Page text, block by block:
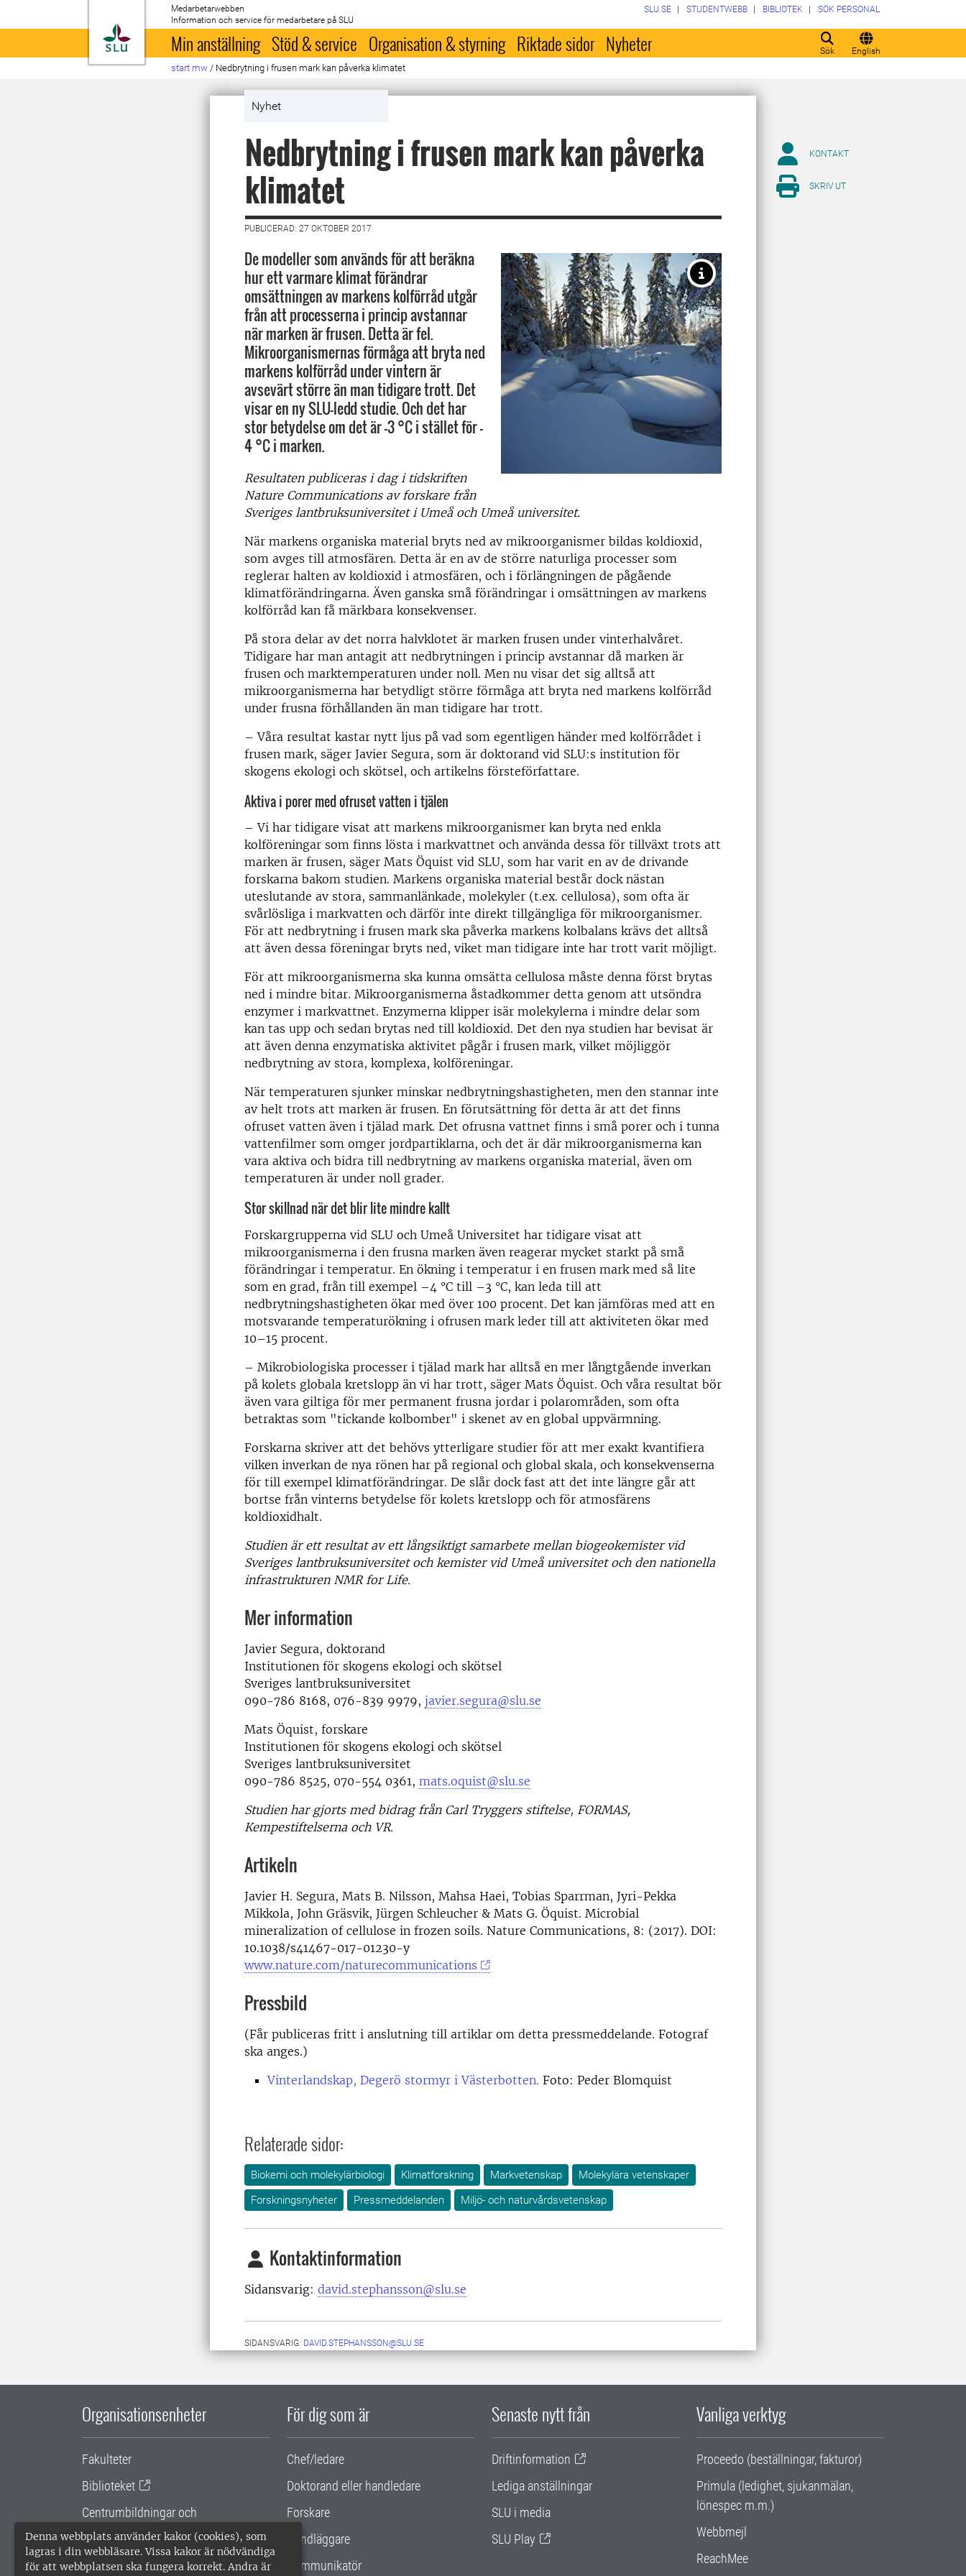
Denna webbplats använder kakor (cookies), som
lagras i din webbläsare. Vissa kakor är nödvändiga
för att webbplatsen ska fungera korrekt. Andra är
Till startsida
Medarbetarwebben
Information och service för medarbetare på SLU
Sök English
SLU.SE STUDENTWEBB BIBLIOTEK SÖK PERSONAL
Min anställning Stöd & service Organisation & styrning Riktade sidor Nyheter
start mw / Nedbrytning i frusen mark kan påverka klimatet
Nyhet
Nedbrytning i frusen mark kan påverka
klimatet
PUBLICERAD: 27 OKTOBER 2017
De modeller som används för att beräkna
hur ett varmare klimat förändrar
omsättningen av markens kolförråd utgår
från att processerna i princip avstannar
när marken är frusen. Detta är fel.
Mikroorganismernas förmåga att bryta ned
markens kolförråd under vintern är
avsevärt större än man tidigare trott. Det
visar en ny SLU-ledd studie. Och det har
stor betydelse om det är –3 °C i stället för –
4 °C i marken.
Resultaten publiceras i dag i tidskriften
Nature Communications av forskare från
Sveriges lantbruksuniversitet i Umeå och Umeå universitet.
När markens organiska material bryts ned av mikroorganismer bildas koldioxid,
som avges till atmosfären. Detta är en av de större naturliga processer som
reglerar halten av koldioxid i atmosfären, och i förlängningen de pågående
klimatförändringarna. Även ganska små förändringar i omsättningen av markens
kolförråd kan få märkbara konsekvenser.
På stora delar av det norra halvklotet är marken frusen under vinterhalvåret.
Tidigare har man antagit att nedbrytningen i princip avstannar då marken är
frusen och marktemperaturen under noll. Men nu visar det sig alltså att
mikroorganismerna har betydligt större förmåga att bryta ned markens kolförråd
under frusna förhållanden än man tidigare har trott.
– Våra resultat kastar nytt ljus på vad som egentligen händer med kolförrådet i
frusen mark, säger Javier Segura, som är doktorand vid SLU:s institution för
skogens ekologi och skötsel, och artikelns försteförfattare.
Aktiva i porer med ofruset vatten i tjälen
– Vi har tidigare visat att markens mikroorganismer kan bryta ned enkla
kolföreningar som finns lösta i markvattnet och använda dessa för tillväxt trots att
marken är frusen, säger Mats Öquist vid SLU, som har varit en av de drivande
forskarna bakom studien. Markens organiska material består dock nästan
uteslutande av stora, sammanlänkade, molekyler (t.ex. cellulosa), som ofta är
svårlösliga i markvatten och därför inte direkt tillgängliga för mikroorganismer.
För att nedbrytning i frusen mark ska påverka markens kolbalans krävs det alltså
att även dessa föreningar bryts ned, viket man tidigare inte har trott varit möjligt.
För att mikroorganismerna ska kunna omsätta cellulosa måste denna först brytas
ned i mindre bitar. Mikroorganismerna åstadkommer detta genom att utsöndra
enzymer i markvattnet. Enzymerna klipper isär molekylerna i mindre delar som
kan tas upp och sedan brytas ned till koldioxid. Det den nya studien har bevisat är
att även denna enzymatiska aktivitet pågår i frusen mark, vilket möjliggör
nedbrytning av stora, komplexa, kolföreningar.
När temperaturen sjunker minskar nedbrytningshastigheten, men den stannar inte
av helt trots att marken är frusen. En förutsättning för detta är att det finns
ofruset vatten även i tjälad mark. Det ofrusna vattnet finns i små porer och i tunna
vattenfilmer som omger jordpartiklarna, och det är där mikroorganismerna kan
vara aktiva och bidra till nedbrytning av markens organiska material, även om
temperaturen är under noll grader.
Stor skillnad när det blir lite mindre kallt
Forskargrupperna vid SLU och Umeå Universitet har tidigare visat att
mikroorganismerna i den frusna marken även reagerar mycket starkt på små
förändringar i temperatur. En ökning i temperatur i en frusen mark med så lite
som en grad, från till exempel –4 °C till –3 °C, kan leda till att
nedbrytningshastigheten ökar med över 100 procent. Det kan jämföras med att en
motsvarande temperaturökning i ofrusen mark leder till att aktiviteten ökar med
10–15 procent.
– Mikrobiologiska processer i tjälad mark har alltså en mer långtgående inverkan
på kolets globala kretslopp än vi har trott, säger Mats Öquist. Och våra resultat bör
även vara giltiga för mer permanent frusna jordar i polarområden, som ofta
betraktas som "tickande kolbomber" i skenet av en global uppvärmning.
Forskarna skriver att det behövs ytterligare studier för att mer exakt kvantifiera
vilken inverkan de nya rönen har på regional och global skala, och konsekvenserna
för till exempel klimatförändringar. De slår dock fast att det inte längre går att
bortse från vinterns betydelse för kolets kretslopp och för atmosfärens
koldioxidhalt.
Studien är ett resultat av ett långsiktigt samarbete mellan biogeokemister vid
Sveriges lantbruksuniversitet och kemister vid Umeå universitet och den nationella
infrastrukturen NMR for Life.
Mer information
Javier Segura, doktorand
Institutionen för skogens ekologi och skötsel
Sveriges lantbruksuniversitet
090-786 8168, 076-839 9979, javier.segura@slu.se
Mats Öquist, forskare
Institutionen för skogens ekologi och skötsel
Sveriges lantbruksuniversitet
090-786 8525, 070-554 0361, mats.oquist@slu.se
Studien har gjorts med bidrag från Carl Tryggers stiftelse, FORMAS,
Kempestiftelserna och VR.
Artikeln
Javier H. Segura, Mats B. Nilsson, Mahsa Haei, Tobias Sparrman, Jyri-Pekka
Mikkola, John Gräsvik, Jürgen Schleucher & Mats G. Öquist. Microbial
mineralization of cellulose in frozen soils. Nature Communications, 8: (2017). DOI:
10.1038/s41467-017-01230-y
www.nature.com/naturecommunications
Pressbild
(Får publiceras fritt i anslutning till artiklar om detta pressmeddelande. Fotograf
ska anges.)
Vinterlandskap, Degerö stormyr i Västerbotten. Foto: Peder Blomquist
Relaterade sidor:
Biokemi och molekylärbiologi Klimatforskning Markvetenskap
Molekylära vetenskaper
Forskningsnyheter
Pressmeddelanden Miljö- och naturvårdsvetenskap
Kontaktinformation
Sidansvarig: david.stephansson@slu.se
SIDANSVARIG: DAVID.STEPHANSSON@SLU.SE
KONTAKT
SKRIV UT
Organisationsenheter
Fakulteter
Biblioteket
Centrumbildningar och
samarbetsprojekt
Gemensamma verksamhetsstödet
För dig som är
Chef/ledare
Doktorand eller handledare
Forskare
Handläggare
Kommunikatör
Senaste nytt från
Driftinformation
Lediga anställningar
SLU i media
SLU Play
Vanliga verktyg
Proceedo (beställningar, fakturor)
Primula (ledighet, sjukanmälan,
lönespec m.m.)
Webbmejl
ReachMee